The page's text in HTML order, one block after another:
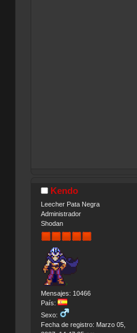
Kendo
Leecher Pata Negra
Administrador
Shodan
Mensajes: 10466
País:
Sexo:
Fecha de registro: Marzo 05,